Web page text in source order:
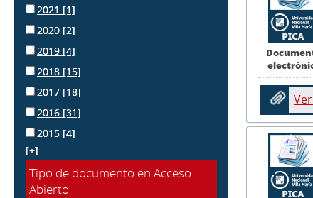
2021 [1]
2020 [2]
2019 [4]
2018 [15]
2017 [18]
2016 [31]
2015 [4]
[+]
Tipo de documento en Acceso
Abierto